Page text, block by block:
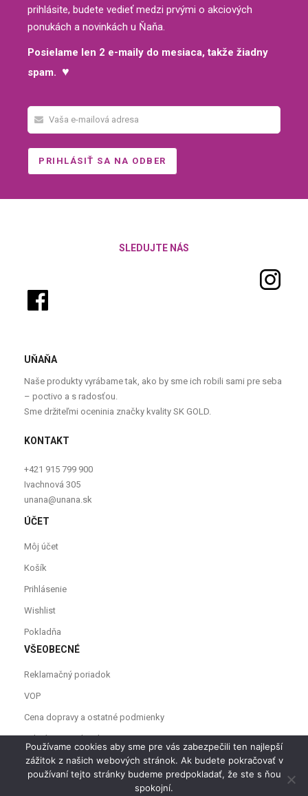
prihlásite, budete vedieť medzi prvými o akciových
ponukách a novinkách u Ňaňa.
Posielame len 2 e-maily do mesiaca, takže žiadny
spam. ♥
SLEDUJTE NÁS
UŇAŇA
Naše produkty vyrábame tak, ako by sme ich robili sami pre seba
– poctivo a s radosťou.
Sme držiteľmi oceninia značky kvality SK GOLD.
KONTAKT
+421 915 799 900
Ivachnová 305
unana@unana.sk
ÚČET
Môj účet
Košík
Prihlásenie
Wishlist
Pokladňa
VŠEOBECNÉ
Reklamačný poriadok
VOP
Cena dopravy a ostatné podmienky
Odstúpenie od zmluvy
Používame cookies aby sme pre vás zabezpečili ten najlepší
zážitok z našich webových stránok. Ak budete pokračovať v
používaní tejto stránky budeme predpokladať, že ste s ňou
spokojní.